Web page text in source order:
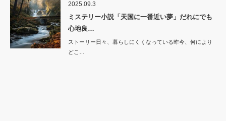
2025.09.3
ミステリー小説「天国に一番近い夢」だれにでも
心地良…
ストーリー日々、暮らしにくくなっている昨今、何により
どこ…